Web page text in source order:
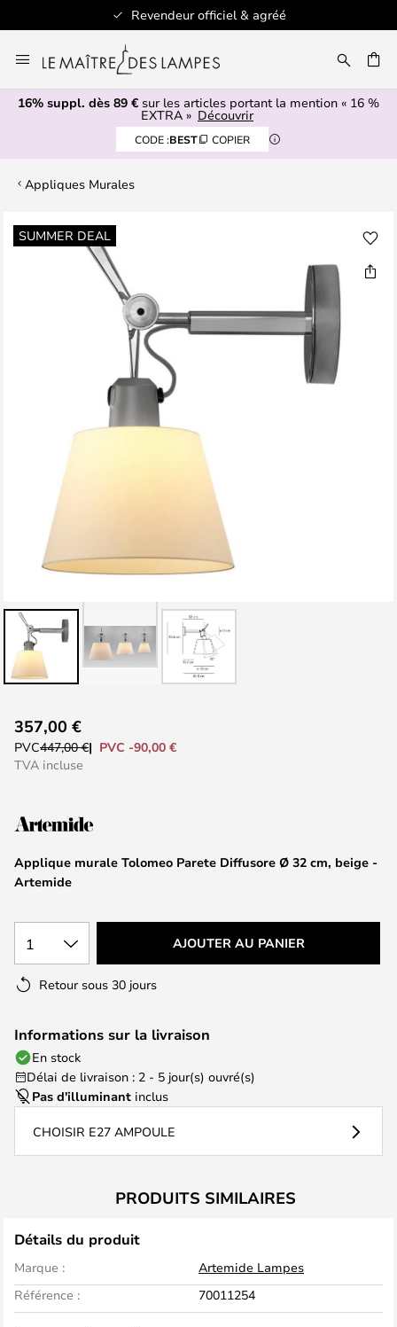
Revendeur officiel & agréé
au
contenu
16% suppl. dès 89 € sur les articles portant la mention « 16 %
EXTRA » Découvrir
CODE :BEST COPIER
Appliques Murales
SUMMER DEAL
Skip
to
to
the
the
gallery
Applique murale Tolomeo Parete Diffusore Ø 32 cm, beige -
Artemide
357,00 €
PVC447,00 €
PVC -90,00 €
TVA incluse
1 AJOUTER AU PANIER
Retour sous 30 jours
Informations sur la livraison
En stock
Délai de livraison : 2 - 5 jour(s) ouvré(s)
Pas d'illuminant inclus
CHOISIR E27 AMPOULE
PRODUITS SIMILAIRES
Détails du produit
Marque :
Artemide Lampes
Référence :
70011254